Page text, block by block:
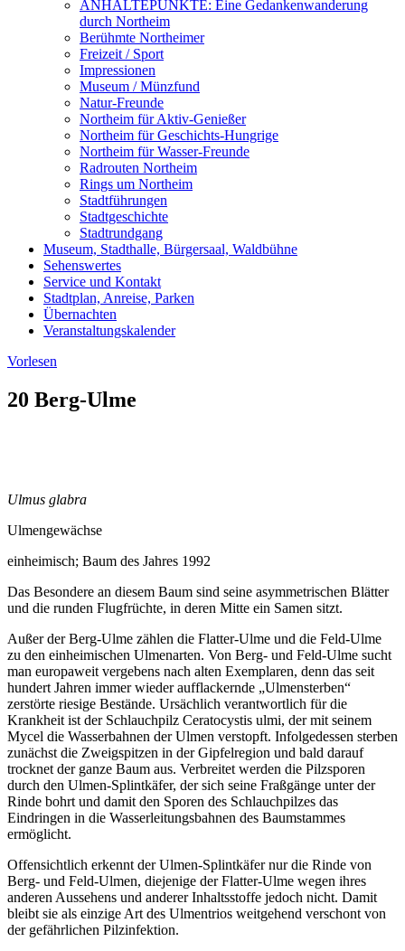
ANHALTEPUNKTE: Eine Gedankenwanderung
durch Northeim
Berühmte Northeimer
Freizeit / Sport
Impressionen
Museum / Münzfund
Natur-Freunde
Northeim für Aktiv-Genießer
Northeim für Geschichts-Hungrige
Northeim für Wasser-Freunde
Radrouten Northeim
Rings um Northeim
Stadtführungen
Stadtgeschichte
Stadtrundgang
Museum, Stadthalle, Bürgersaal, Waldbühne
Sehenswertes
Service und Kontakt
Stadtplan, Anreise, Parken
Übernachten
Veranstaltungskalender
Vorlesen
20 Berg-Ulme
Ulmus glabra
Ulmengewächse
einheimisch; Baum des Jahres 1992
Das Besondere an diesem Baum sind seine asymmetrischen Blätter
und die runden Flugfrüchte, in deren Mitte ein Samen sitzt.
Außer der Berg-Ulme zählen die Flatter-Ulme und die Feld-Ulme
zu den einheimischen Ulmenarten. Von Berg- und Feld-Ulme sucht
man europaweit vergebens nach alten Exemplaren, denn das seit
hundert Jahren immer wieder aufflackernde „Ulmensterben“
zerstörte riesige Bestände. Ursächlich verantwortlich für die
Krankheit ist der Schlauchpilz Ceratocystis ulmi, der mit seinem
Mycel die Wasserbahnen der Ulmen verstopft. Infolgedessen sterben
zunächst die Zweigspitzen in der Gipfelregion und bald darauf
trocknet der ganze Baum aus. Verbreitet werden die Pilzsporen
durch den Ulmen-Splintkäfer, der sich seine Fraßgänge unter der
Rinde bohrt und damit den Sporen des Schlauchpilzes das
Eindringen in die Wasserleitungsbahnen des Baumstammes
ermöglicht.
Offensichtlich erkennt der Ulmen-Splintkäfer nur die Rinde von
Berg- und Feld-Ulmen, diejenige der Flatter-Ulme wegen ihres
anderen Aussehens und anderer Inhaltsstoffe jedoch nicht. Damit
bleibt sie als einzige Art des Ulmentrios weitgehend verschont von
der gefährlichen Pilzinfektion.